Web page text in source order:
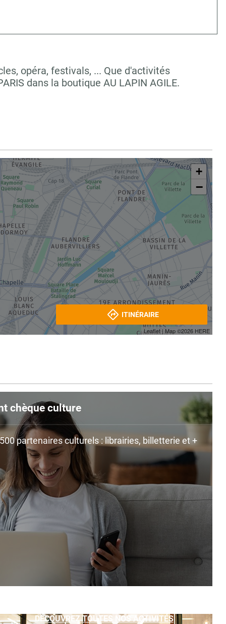
opéra, festivals, ... Que d'activités
dans la boutique AU LAPIN AGILE.
+
−
Leaflet | Map ©2026 HERE
ITINÉRAIRE
chèque culture
partenaires culturels : librairies, billetterie et +
DÉCOUVREZ TOUTES NOS ACTIVITÉS